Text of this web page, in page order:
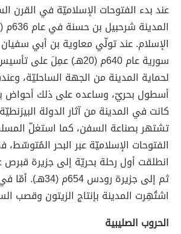
عند بدء الفتوحات الإسلاميّة في القرن
الإسلام. عند تولّي معاوية بن أبي سفيان
سورية عام 640م (20هـ) عمِلَ
لحماية المدينة من الجهة الساحليّة،
أسطول بحريّ، وساعده على ذلك أحواض
كانت في المدينة من آثار الدولة
تشتهر بصناعة السفن، كما استغلّ
الفتوحات الإسلاميّة عبر البحر المُتوسّط،
ثم إلى جزيرة رودس 654م (34هـ). أمّا في
اشتُهِرت المدينة بإنتاج الزيتون وقصب
الحروب الصليبية